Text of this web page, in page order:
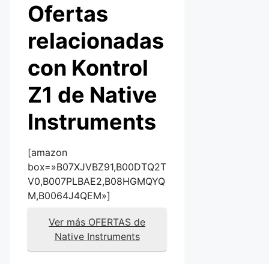
Ofertas
relacionadas
con Kontrol
Z1 de Native
Instruments
[amazon
box=»B07XJVBZ91,B00DTQ2T
V0,B007PLBAE2,B08HGMQYQ
M,B0064J4QEM»]
Ver más OFERTAS de
Native Instruments